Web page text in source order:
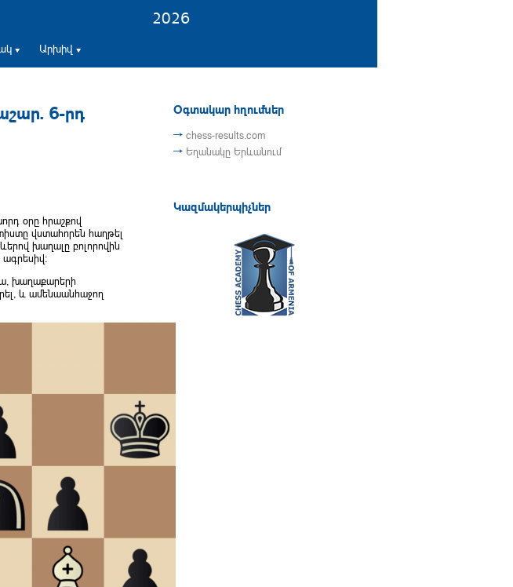
2026
Արխիվ
6-րդ
օրը հրաշքով
վստահորեն հաղթել
խաղալը բոլորովին
խաղաքարերի
և ամենաանհաջող
Օգտակար հղումներ
chess-results.com
Եղանակը Երևանում
Կազմակերպիչներ